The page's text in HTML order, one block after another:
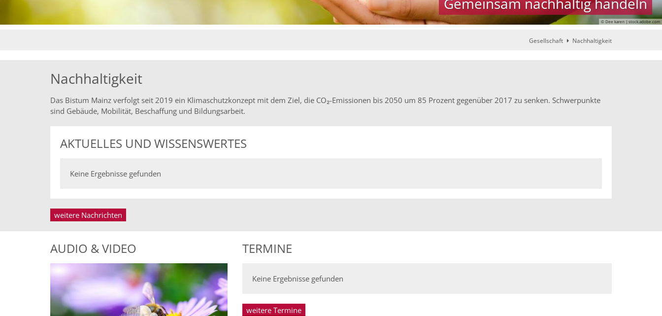
© Dee karen | stock.adobe.com
Gesellschaft Nachhaltigkeit
Nachhaltigkeit
Das Bistum Mainz verfolgt seit 2019 ein Klimaschutzkonzept mit dem Ziel, die CO₂-Emissionen bis 2050 um 85 Prozent gegenüber 2017 zu senken. Schwerpunkte
sind Gebäude, Mobilität, Beschaffung und Bildungsarbeit.
AKTUELLES UND WISSENSWERTES
Keine Ergebnisse gefunden
weitere Nachrichten
TERMINE
Keine Ergebnisse gefunden
weitere Termine
AUDIO & VIDEO